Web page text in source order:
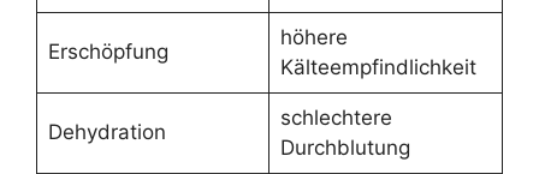
Erschöpfung
höhere
Kälteempfindlichkeit
Dehydration
schlechtere
Durchblutung